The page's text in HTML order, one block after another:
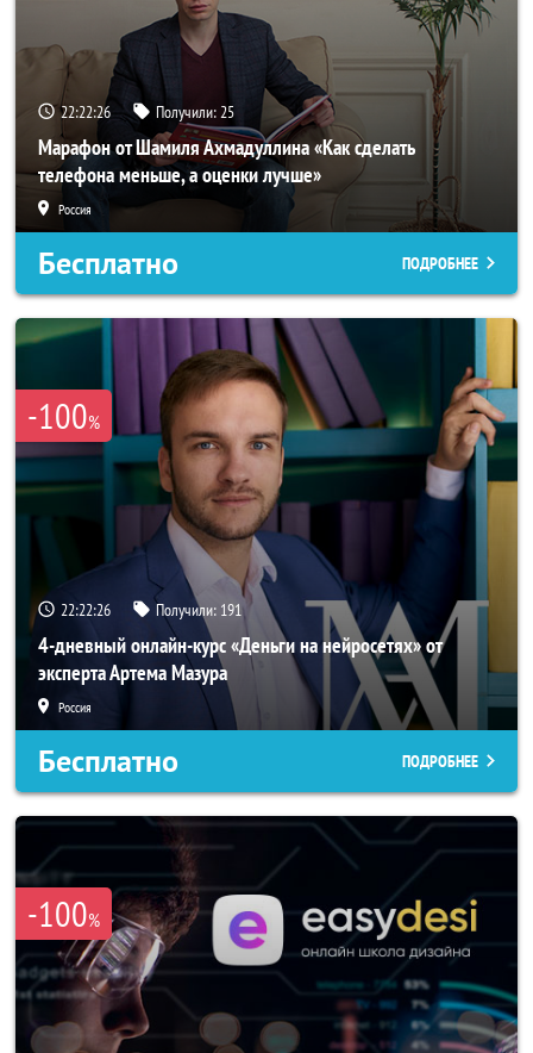
22:22:23 Получили:25
Марафон от Шамиля Ахмадуллина «Как сделать
телефона меньше, а оценки лучше»
Россия
Бесплатно ПОДРОБНЕЕ
-100%
22:22:23 Получили: 191
4-дневный онлайн-курс «Деньги на нейросетях» от
эксперта Артема Мазура
Россия
Бесплатно ПОДРОБНЕЕ
-100%